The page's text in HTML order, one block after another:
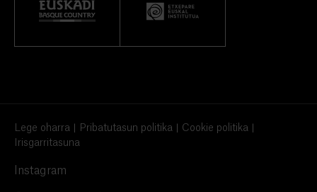
Lege oharra Pribatutasun politika
Cookie politika
Irisgarritasuna
Instagram